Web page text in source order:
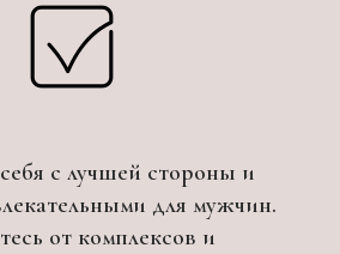
с лучшей стороны и
для мужчин.
от комплексов и